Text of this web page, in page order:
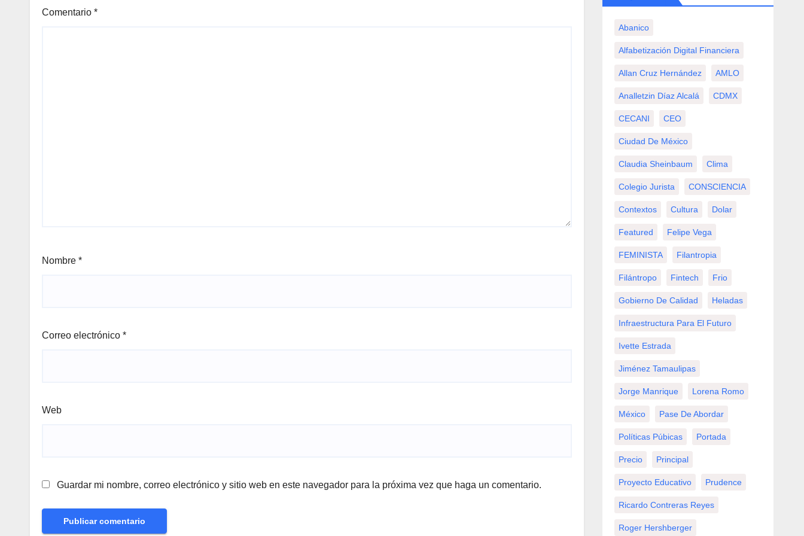
Comentario *
Nombre *
Correo electrónico *
Web
Guardar mi nombre, correo electrónico y sitio web en este navegador para la próxima vez que haga un comentario.
Abanico
Alfabetización Digital Financiera
Allan Cruz Hernández AMLO
Analletzin Díaz Alcalá CDMX
CECANI CEO
Ciudad De México
Claudia Sheinbaum Clima
Colegio Jurista CONSCIENCIA
Contextos Cultura Dolar
Featured Felipe Vega
FEMINISTA Filantropia
Filántropo Fintech Frio
Gobierno De Calidad Heladas
Infraestructura Para El Futuro
Ivette Estrada
Jiménez Tamaulipas
Jorge Manrique Lorena Romo
México Pase De Abordar
Políticas Púbicas Portada
Precio Principal
Proyecto Educativo Prudence
Ricardo Contreras Reyes
Roger Hershberger